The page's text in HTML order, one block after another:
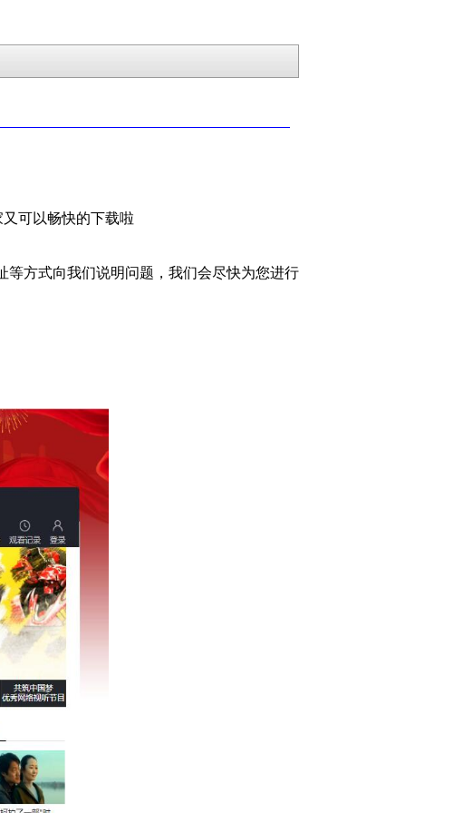
可以畅快的下载啦
方式向我们说明问题，我们会尽快为您进行